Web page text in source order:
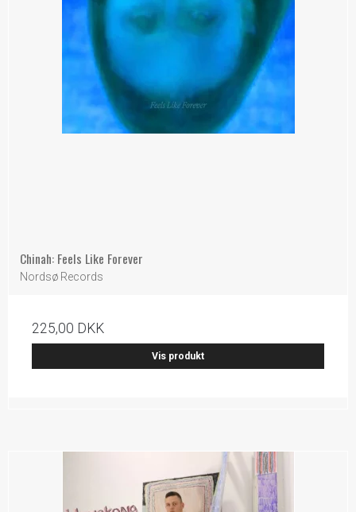
Chinah: Feels Like Forever
Nordsø Records
225,00 DKK
Vis produkt